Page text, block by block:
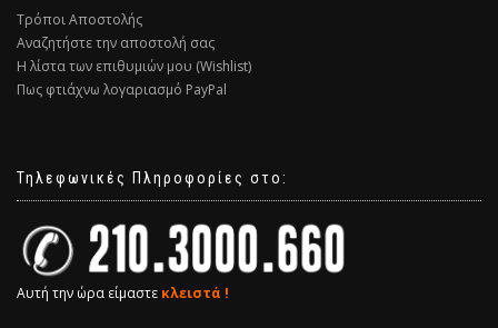
Τρόποι Αποστολής
Αναζητήστε την αποστολή σας
Η λίστα των επιθυμιών μου (Wishlist)
Πως φτιάχνω λογαριασμό PayPal
Τηλεφωνικές Πληροφορίες στο:
Αυτή την ώρα είμαστε κλειστά !